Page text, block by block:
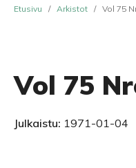
Etusivu / Arkistot / Vol 75
Vol 75
Julkaistu: 1971-01-04